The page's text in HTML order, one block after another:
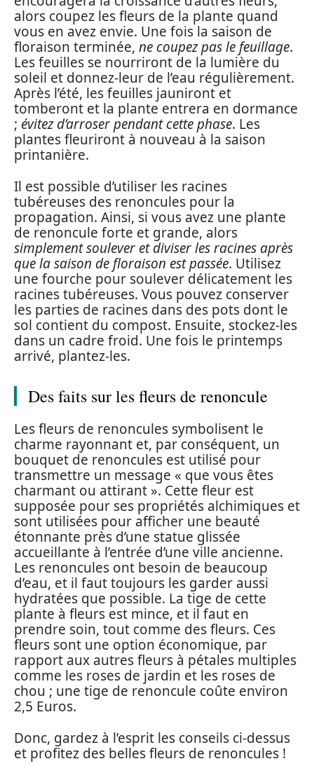
alors coupez les fleurs de la plante quand
vous en avez envie. Une fois la saison de
floraison terminée, ne coupez pas le feuillage.
Les feuilles se nourriront de la lumière du
soleil et donnez-leur de l’eau régulièrement.
Après l’été, les feuilles jauniront et
tomberont et la plante entrera en dormance
; évitez d’arroser pendant cette phase. Les
plantes fleuriront à nouveau à la saison
printanière.
Il est possible d’utiliser les racines
tubéreuses des renoncules pour la
propagation. Ainsi, si vous avez une plante
de renoncule forte et grande, alors
simplement soulever et diviser les racines après
que la saison de floraison est passée. Utilisez
une fourche pour soulever délicatement les
racines tubéreuses. Vous pouvez conserver
les parties de racines dans des pots dont le
sol contient du compost. Ensuite, stockez-les
dans un cadre froid. Une fois le printemps
arrivé, plantez-les.
Des faits sur les fleurs de renoncule
Les fleurs de renoncules symbolisent le
charme rayonnant et, par conséquent, un
bouquet de renoncules est utilisé pour
transmettre un message « que vous êtes
charmant ou attirant ». Cette fleur est
supposée pour ses propriétés alchimiques et
sont utilisées pour afficher une beauté
étonnante près d’une statue glissée
accueillante à l’entrée d’une ville ancienne.
Les renoncules ont besoin de beaucoup
d’eau, et il faut toujours les garder aussi
hydratées que possible. La tige de cette
plante à fleurs est mince, et il faut en
prendre soin, tout comme des fleurs. Ces
fleurs sont une option économique, par
rapport aux autres fleurs à pétales multiples
comme les roses de jardin et les roses de
chou ; une tige de renoncule coûte environ
2,5 Euros.
Donc, gardez à l’esprit les conseils ci-dessus
et profitez des belles fleurs de renoncules !